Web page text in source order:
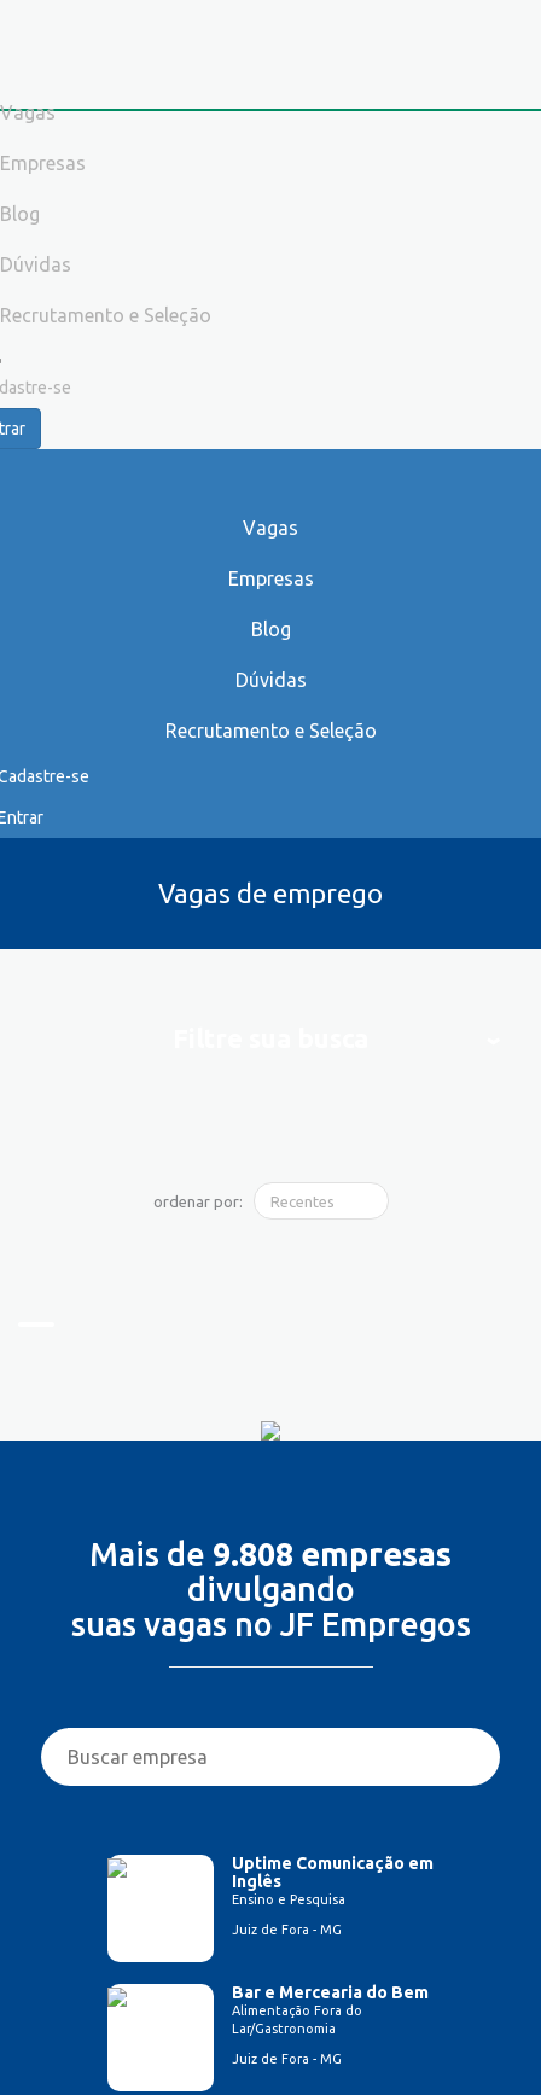
Vagas
Empresas
Blog
Dúvidas
Recrutamento e Seleção
se
Vagas
Empresas
Blog
Dúvidas
Recrutamento e Seleção
se
Vagas de emprego
ordenar por:
Mais de 9.808 empresas
divulgando
suas vagas no JF Empregos
Uptime Comunicação em
Inglês
Ensino e Pesquisa
Juiz de Fora - MG
Bar e Mercearia do Bem
Alimentação Fora do
Lar/Gastronomia
Juiz de Fora - MG